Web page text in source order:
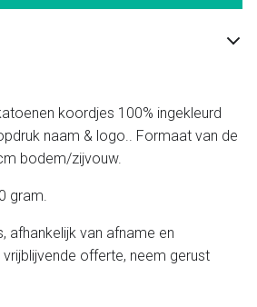
koordjes 100% ingekleurd
naam & logo.. Formaat van de
bodem/zijvouw.
gram.
afhankelijk van afname en
offerte, neem gerust